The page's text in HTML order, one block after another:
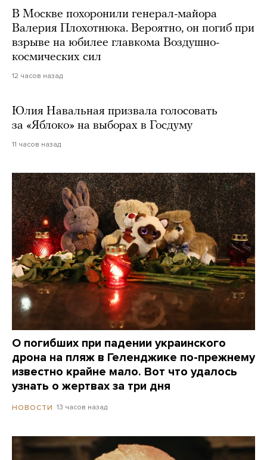
В Москве похоронили генерал-майора
Валерия Плохотнюка. Вероятно, он погиб при
взрыве на юбилее главкома Воздушно-
космических сил
12 часов назад
Юлия Навальная призвала голосовать
за «Яблоко» на выборах в Госдуму
11 часов назад
О погибших при падении украинского
дрона на пляж в Геленджике по-прежнему
известно крайне мало. Вот что удалось
узнать о жертвах за три дня
НОВОСТИ 13 часов назад